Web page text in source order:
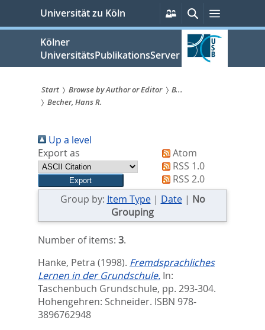
springen
Universität zu Köln
Persönliche
Services
SucheMenü
Kölner
UniversitätsPublikationsServer
Sie
sind
hier:
Start Browse by Author or Editor
B...
Becher, Hans R.
Up a level
Export as
Atom
RSS 1.0
RSS 2.0
Group by: Item Type| Date| No
Grouping
Number of items: 3.
Hanke, Petra (1998). Fremdsprachliches
Lernen in der Grundschule. In:
Taschenbuch Grundschule, pp. 293-304.
Hohengehren: Schneider. ISBN 978-
3896762948